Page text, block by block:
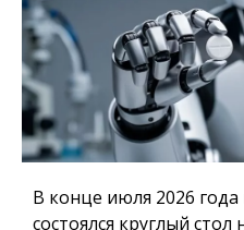
В конце июля 2026
состоялся круглый